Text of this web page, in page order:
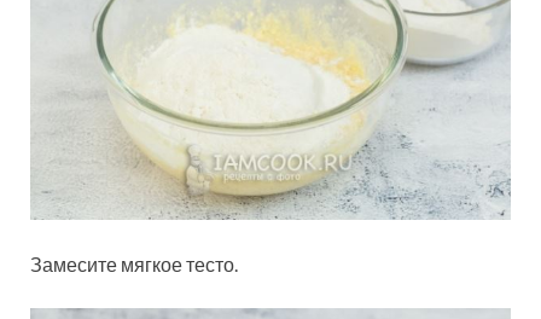
Замесите мягкое тесто.